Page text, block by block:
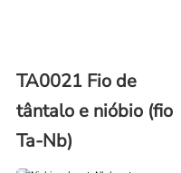
TA0021 Fio de
tântalo e nióbio (fio
Ta-Nb)